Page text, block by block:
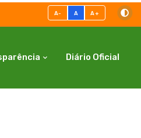
A- A A+
Diário Oficial